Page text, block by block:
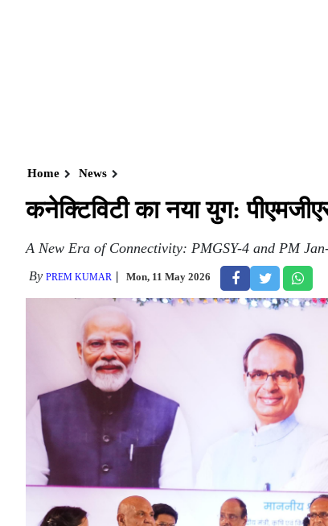
Home News
कनेक्टिविटी का नया युग:
A New Era of Connectivity: PMGSY-4 and PM
By PREM KUMAR Mon, 11 May 2026